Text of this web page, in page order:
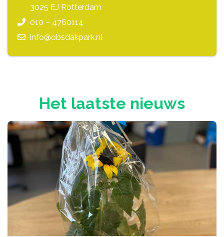
3025 EJ Rotterdam
010 – 4760114
info@obsdakpark.nl
Het laatste nieuws